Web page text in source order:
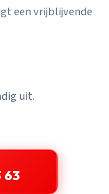
een vrijblijvende
uit.
63